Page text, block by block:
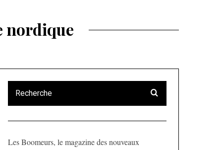
nordique
Les Boomeurs, le magazine des nouveaux